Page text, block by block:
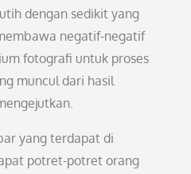
dengan sedikit yang
negatif-negatif
fotografi untuk proses
muncul dari hasil
yang terdapat di
potret-potret orang